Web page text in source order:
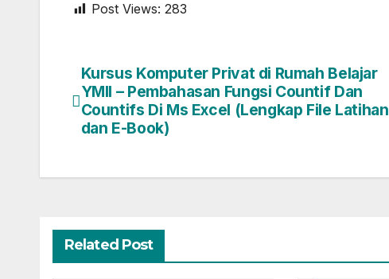
Post Views: 283
Kursus Komputer Privat di Rumah Belajar
YMII – Pembahasan Fungsi Countif Dan
Countifs Di Ms Excel (Lengkap File Latihan
dan E-Book)
Related Post